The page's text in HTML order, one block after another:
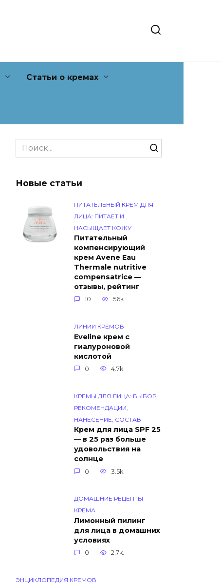
Статьи о кремах
Search
for:
Новые статьи
ПИТАТЕЛЬНЫЙ КРЕМ ДЛЯ
ЛИЦА: ПИТАЕТ И
НАСЫЩАЕТ КОЖУ
Питательный
компенсирующий
крем Avene Eau
Thermale nutritive
compensatrice —
отзывы, рейтинг
10 56k.
ЛИНИИ КРЕМОВ
Eveline крем с
гиалуроновой
кислотой
0 4.7k.
КРЕМЫ ДЛЯ ЛИЦА: ВЫБОР,
РЕКОМЕНДАЦИИ,
НАНЕСЕНИЕ, СОСТАВ
Крем для лица SPF 25
— в 25 раз больше
удовольствия на
солнце
0 3.5k.
ДОМАШНИЕ РЕЦЕПТЫ
КРЕМА
Лимонный пилинг
для лица в домашних
условиях
0 2.7k.
ЭНЦИКЛОПЕДИЯ КРЕМОВ